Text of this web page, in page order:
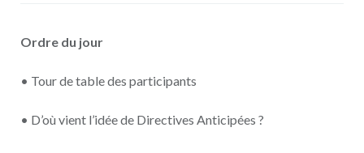
Ordre du jour
• Tour de table des participants
• D’où vient l’idée de Directives Anticipées ?